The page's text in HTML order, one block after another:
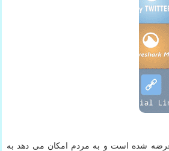
عرضه شده است و به مردم امکان می دهد به